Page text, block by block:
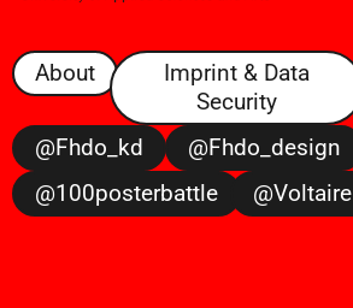
About
Imprint & Data
Security
@fhdo_kd
@fhdo_design
@100posterbattle
@voltaire